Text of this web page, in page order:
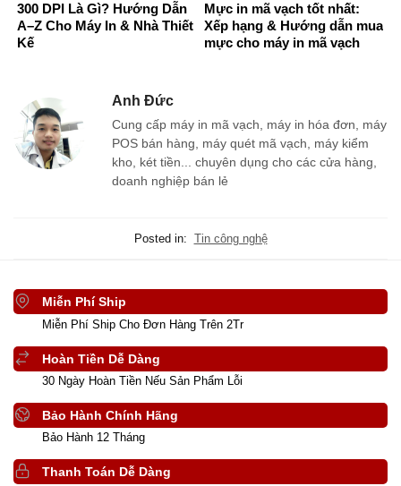
300 DPI Là Gì? Hướng Dẫn
A–Z Cho Máy In & Nhà Thiết
Kế
Mực in mã vạch tốt nhất:
Xếp hạng & Hướng dẫn mua
mực cho máy in mã vạch
Anh Đức
Cung cấp máy in mã vạch, máy in hóa đơn, máy
POS bán hàng, máy quét mã vạch, máy kiểm
kho, két tiền... chuyên dụng cho các cửa hàng,
doanh nghiệp bán lẻ
Posted in: Tin công nghệ
Miễn Phí Ship
Miễn Phí Ship Cho Đơn Hàng Trên 2Tr
Hoàn Tiền Dễ Dàng
30 Ngày Hoàn Tiền Nếu Sản Phẩm Lỗi
Bảo Hành Chính Hãng
Bảo Hành 12 Tháng
Thanh Toán Dễ Dàng